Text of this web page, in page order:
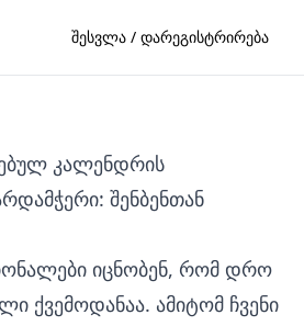
შესვლა / დარეგისტრირება
კალენდრის
შენბენთან
იცნობენ, რომ დრო
ქვემოდანაა. ამიტომ ჩვენი